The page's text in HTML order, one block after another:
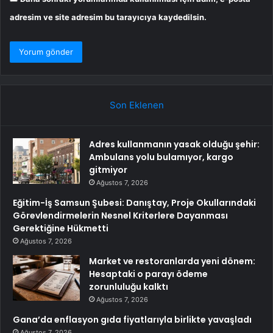
adresim ve site adresim bu tarayıcıya kaydedilsin.
Son Eklenen
Adres kullanmanın yasak olduğu şehir:
Ambulans yolu bulamıyor, kargo
gitmiyor
Ağustos 7, 2026
Eğitim-İş Samsun Şubesi: Danıştay, Proje Okullarındaki
Görevlendirmelerin Nesnel Kriterlere Dayanması
Gerektiğine Hükmetti
Ağustos 7, 2026
Market ve restoranlarda yeni dönem:
Hesaptaki o parayı ödeme
zorunluluğu kalktı
Ağustos 7, 2026
Gana’da enflasyon gıda fiyatlarıyla birlikte yavaşladı